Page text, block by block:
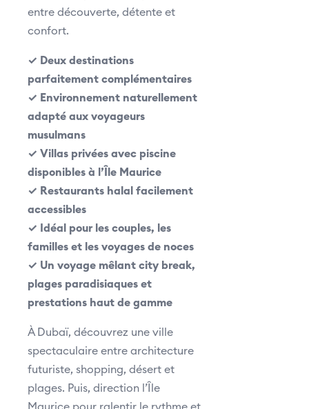
entre découverte, détente et
confort.
✓ Deux destinations
parfaitement complémentaires
✓ Environnement naturellement
adapté aux voyageurs
musulmans
✓ Villas privées avec piscine
disponibles à l’Île Maurice
✓ Restaurants halal facilement
accessibles
✓ Idéal pour les couples, les
familles et les voyages de noces
✓ Un voyage mêlant city break,
plages paradisiaques et
prestations haut de gamme
À Dubaï, découvrez une ville
spectaculaire entre architecture
futuriste, shopping, désert et
plages. Puis, direction l’Île